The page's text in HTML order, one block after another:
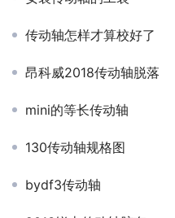
传动轴怎样才算校好了
昂科威2018传动轴脱落
mini的等长传动轴
130传动轴规格图
bydf3传动轴